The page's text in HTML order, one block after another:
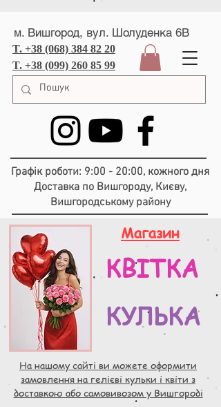
м. Вишгород, вул. Шолуденка 6В
T. +38 (068) 384 82 20
T. +38 (099) 260 85 99
Графік роботи: 9:00 - 20:00, кожного дня
Доставка по Вишгороду, Києву,
Вишгородському району
Магазин
КВІТКА
КУЛЬКА
На нашому сайті ви можете оформити
замовлення на гелієві кульки і квіти з
доставкою або самовивозом у Вишгороді